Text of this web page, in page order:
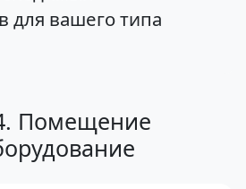
для вашего типа
Помещение